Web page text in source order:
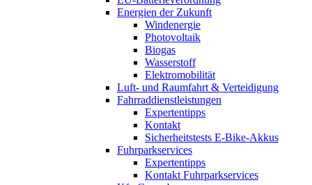
Energien der Zukunft
Windenergie
Photovoltaik
Biogas
Wasserstoff
Elektromobilität
Luft- und Raumfahrt & Verteidigung
Fahrraddienstleistungen
Expertentipps
Kontakt
Sicherheitstests E-Bike-Akkus
Fuhrparkservices
Expertentipps
Kontakt Fuhrparkservices